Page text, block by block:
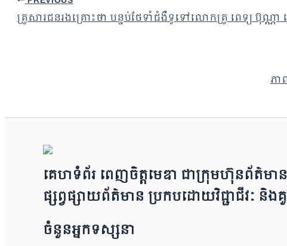
គ្រួសារជនរងគ្រោះថា បន្ទប់ថែទាំជំងឺទូទៅលោកគ្រូ ពេទ្យ ប៊ុណ្ណា
ភា
គេហទំព័រ ពេញចិត្តមេឌា ជា​ក្រុ​​​​​ម​​​ហ៊ុន​ព័ត៌ម
ផ្សព្វផ្សាយព័​ត៌​មា​​​​ន ប្រក​ប​ដោ​​​​​​យ​វិជ្ជាជីវៈ និ​
ចំនួនអ្នកទស្សនា